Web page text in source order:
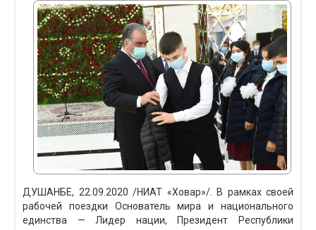
ДУШАНБЕ, 22.09.2020 /НИАТ «Ховар»/. В рамках своей
рабочей поездки Основатель мира и национального
единства — Лидер нации, Президент Республики